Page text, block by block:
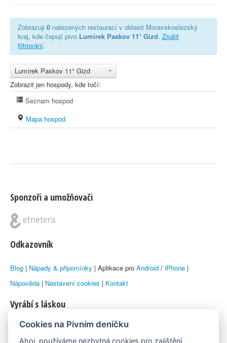
Zobrazuji 0 nalezených restaurací v oblasti Moravskoslezský
kraj, kde čepují pivo Lumírek Paskov 11° Gizd. Zrušit
filtrování.
Lumírek Paskov 11° Gizd
Zobrazit jen hospody, kde točí:
Seznam hospod
Mapa hospod
Sponzoři a umožňovači
Odkazovník
Blog | Nápady & připomínky | Aplikace pro Android / iPhone |
Nápověda | Nastavení cookies | Kontakt
Vyrábí s láskou
© 2010–2026 byLukáš Zemanaka Emka
Cookies na Pivním deníčku
Ahoj, používáme nezbytná cookies pro zajištění